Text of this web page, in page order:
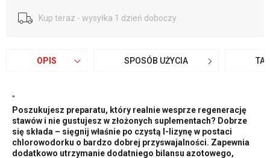
Kup teraz - wysyłka 1 dzień doboczy
OPIS SPOSÓB UŻYCIA
"
Poszukujesz preparatu, który realnie wesprze regenerację
stawów i nie gustujesz w złożonych suplementach? Dobrze
się składa – sięgnij właśnie po czystą l-lizynę w postaci
chlorowodorku o bardzo dobrej przyswajalności. Zapewnia
dodatkowo utrzymanie dodatniego bilansu azotowego,